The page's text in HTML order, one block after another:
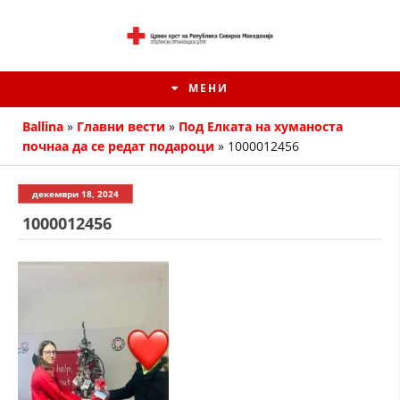
МЕНИ
ИСТОРИЈАТ НА ЦКРМ
ИСТОРИЈАТ НА ДВИЖЕЊЕТО
Ballina » Главни вести » Под Елката на хуманоста
почнаа да се редат подароци » 1000012456
декември 18, 2024
1000012456